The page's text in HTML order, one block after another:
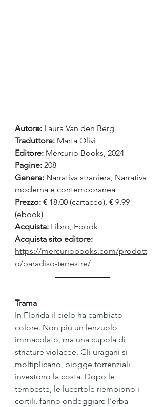
Autore: Laura Van den Berg
Traduttore: Marta Olivi
Editore: Mercurio Books, 2024
Pagine: 208
Genere: Narrativa straniera, Narrativa
moderna e contemporanea
Prezzo: € 18.00 (cartaceo), € 9.99
(ebook)
Acquista: Libro, Ebook
Acquista sito editore:
https://mercuriobooks.com/prodott
o/paradiso-terrestre/
Trama
In Florida il cielo ha cambiato
colore. Non più un lenzuolo
immacolato, ma una cupola di
striature violacee. Gli uragani si
moltiplicano, piogge torrenziali
investono la costa. Dopo le
tempeste, le lucertole riempiono i
cortili, fanno ondeggiare l’erba